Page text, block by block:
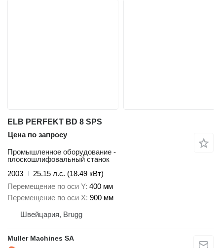
ELB PERFEKT BD 8 SPS
Цена по запросу
Промышленное оборудование -
плоскошлифовальный станок
2003
25.15 л.с. (18.49 кВт)
Перемещение по оси Y 400 мм
Перемещение по оси X 900 мм
Швейцария, Brugg
Muller Machines SA